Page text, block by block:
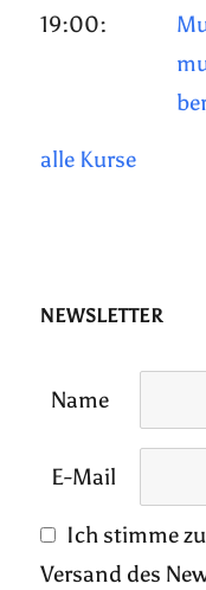
19:00:
alle Kurse
NEWSLETTER
Name
E-Mail
Ich stimme
Versand des